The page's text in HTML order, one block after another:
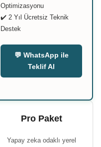
Optimizasyonu
✔️ 2 Yıl Ücretsiz Teknik
Destek
💬 WhatsApp ile
Teklif Al
Pro Paket
Yapay zeka odaklı yerel